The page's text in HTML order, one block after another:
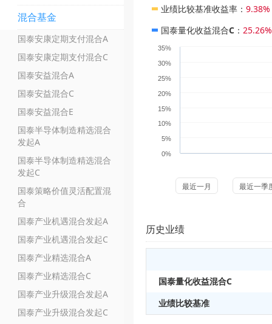
混合基金
国泰安康定期支付混合A
国泰安康定期支付混合C
国泰安益混合A
国泰安益混合C
国泰安益混合E
国泰半导体制造精选混合
发起A
国泰半导体制造精选混合
发起C
国泰策略价值灵活配置混
合
国泰产业机遇混合发起A
国泰产业机遇混合发起C
国泰产业精选混合A
国泰产业精选混合C
国泰产业升级混合发起A
国泰产业升级混合发起C
业绩比较基准收益率 ： 9.38%
国泰量化收益混合C ： 25.26%
0%
5%
10%
15%
20%
25%
30%
35%
最近一月 最近一季
历史业绩
国泰量化收益混合C
业绩比较基准